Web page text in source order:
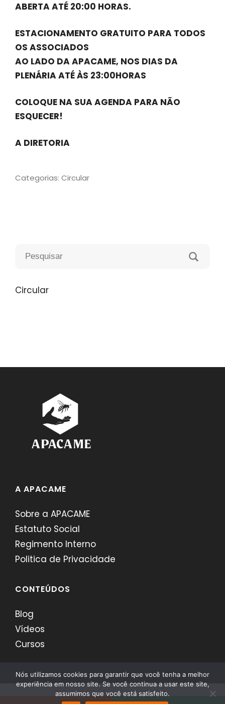
ABERTA ATÉ 20:00 HORAS.
ESTACIONAMENTO GRATUITO PARA TODOS
OS ASSOCIADOS
AO LADO DA APACAME, NOS DIAS DA
PLENÁRIA ATÉ ÀS 23:00HORAS
COLOQUE NA SUA AGENDA PARA NÃO
ESQUECER!
A DIRETORIA
Categorias: Circular
Circular
A APACAME
Sobre a APACAME
Estatuto Social
Regimento Interno
Politica de Privacidade
CONTEÚDOS
Blog
Vídeos
Cursos
Nós utilizamos cookies para garantir que você tenha a melhor
experiência em nosso site. Se você continua a usar este site,
assumimos que você está satisfeito.